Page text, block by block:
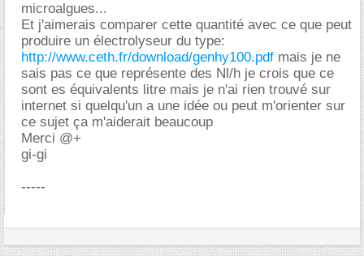
microalgues...
Et j'aimerais comparer cette quantité avec ce que peut
produire un électrolyseur du type:
http://www.ceth.fr/download/genhy100.pdf mais je ne
sais pas ce que représente des Nl/h je crois que ce
sont es équivalents litre mais je n'ai rien trouvé sur
internet si quelqu'un a une idée ou peut m'orienter sur
ce sujet ça m'aiderait beaucoup
Merci @+
gi-gi
-----